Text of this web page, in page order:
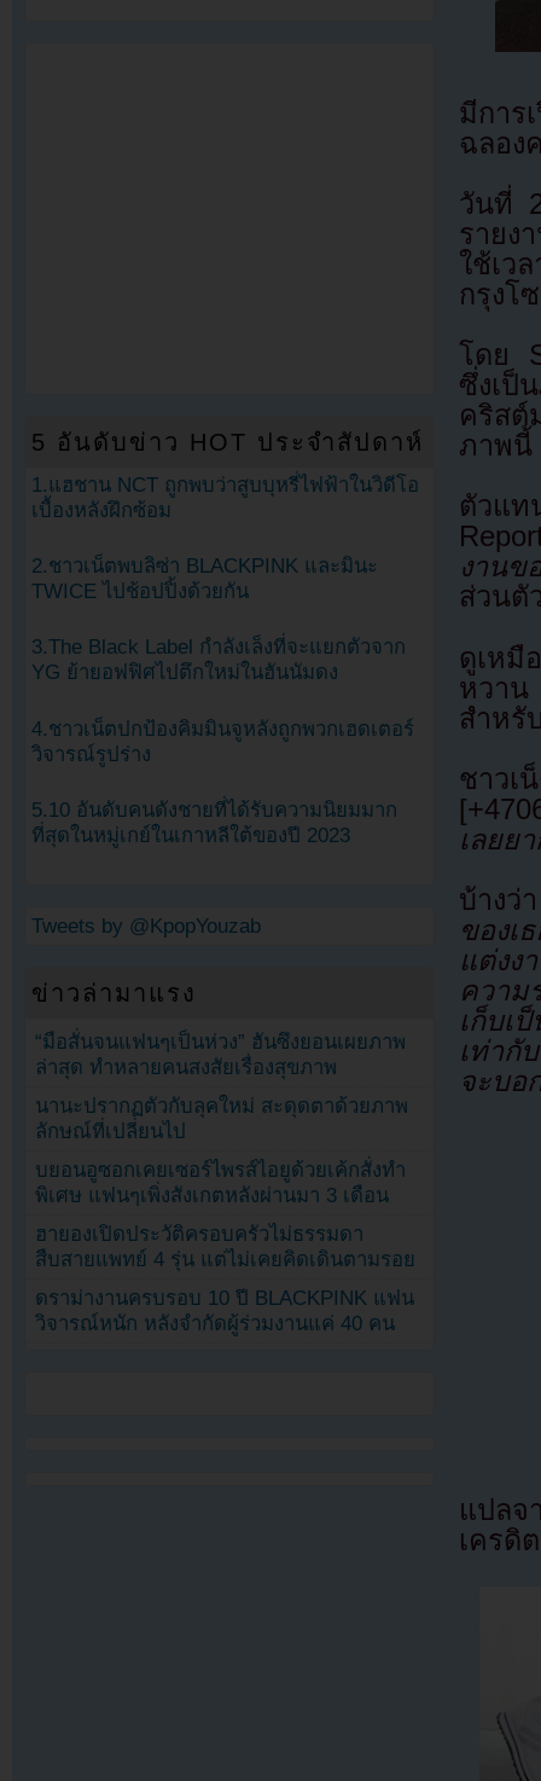
มีการ
ฉลอง
วันที่
รายง
ใช้เว
กรุงโ
โดย
ซึ่งเป็
คริสต์
ภาพนี้
ตัวแ
งานข
ส่วนตั
ดูเหมื
หวาน
สำหรั
ชาวเ
เลยย
บ้างว่
ของเธ
แต่งง
ความ
เก็บเ
เท่ากั
จะบอ
แปลจ
เครดิ
5 อันดับข่าว HOT ประจำสัปดาห์
1.แฮชาน NCT ถูกพบว่าสูบบุหรี่ไฟฟ้าในวิดีโอ
เบื้องหลังฝึกซ้อม
2.ชาวเน็ตพบลิซ่า BLACKPINK และมินะ
TWICE ไปช้อปปิ้งด้วยกัน
3.The Black Label กำลังเล็งที่จะแยกตัวจาก
YG ย้ายอฟฟิศไปตึกใหม่ในฮันนัมดง
4.ชาวเน็ตปกป้องคิมมินจูหลังถูกพวกเฮดเตอร์
วิจารณ์รูปร่าง
5.10 อันดับคนดังชายที่ได้รับความนิยมมาก
ที่สุดในหมู่เกย์ในเกาหลีใต้ของปี 2023
Tweets by @KpopYouzab
ข่าวล่ามาแรง
“มือสั่นจนแฟนๆเป็นห่วง” ฮันซึงยอนเผยภาพ
ล่าสุด ทำหลายคนสงสัยเรื่องสุขภาพ
นานะปรากฏตัวกับลุคใหม่ สะดุดตาด้วยภาพ
ลักษณ์ที่เปลี่ยนไป
บยอนอูซอกเคยเซอร์ไพรส์ไอยูด้วยเค้กสั่งทำ
พิเศษ แฟนๆเพิ่งสังเกตหลังผ่านมา 3 เดือน
ฮายองเปิดประวัติครอบครัวไม่ธรรมดา
สืบสายแพทย์ 4 รุ่น แต่ไม่เคยคิดเดินตามรอย
ดราม่างานครบรอบ 10 ปี BLACKPINK แฟน
วิจารณ์หนัก หลังจำกัดผู้ร่วมงานแค่ 40 คน